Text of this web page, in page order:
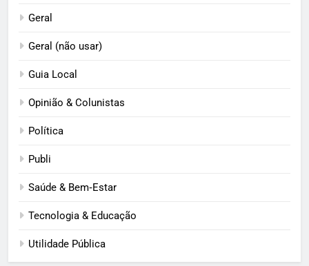
Geral
Geral (não usar)
Guia Local
Opinião & Colunistas
Política
Publi
Saúde & Bem‑Estar
Tecnologia & Educação
Utilidade Pública